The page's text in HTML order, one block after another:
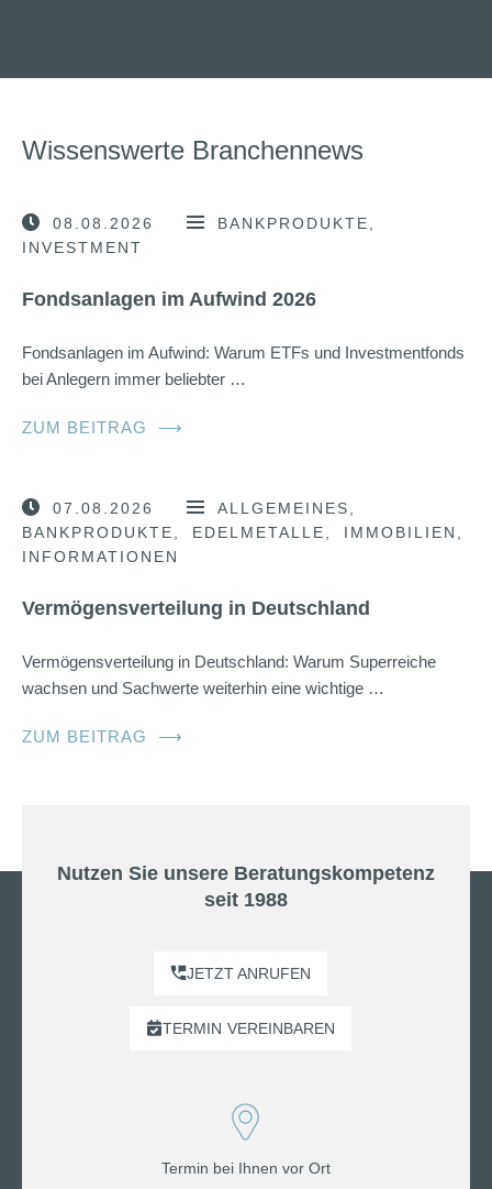
Wissenswerte Branchennews
08.08.2026
BANKPRODUKTE
INVESTMENT
Fondsanlagen im Aufwind 2026
Fondsanlagen im Aufwind: Warum ETFs und Investmentfonds
bei Anlegern immer beliebter …
ZUM BEITRAG ⟶
07.08.2026
ALLGEMEINES
BANKPRODUKTE
EDELMETALLE
IMMOBILIEN
INFORMATIONEN
Vermögensverteilung in Deutschland
Vermögensverteilung in Deutschland: Warum Superreiche
wachsen und Sachwerte weiterhin eine wichtige …
ZUM BEITRAG ⟶
Nutzen Sie unsere Beratungskompetenz
seit 1988
JETZT ANRUFEN
TERMIN VEREINBAREN
Termin bei Ihnen vor Ort